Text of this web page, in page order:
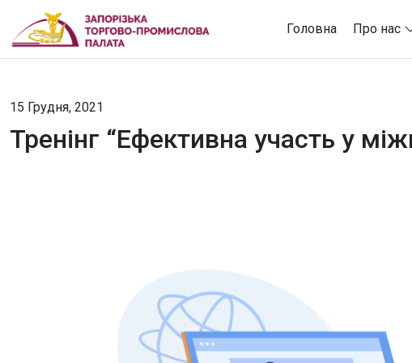
Головна Про нас
15 Грудня, 2021
Тренінг “Ефективна участь у